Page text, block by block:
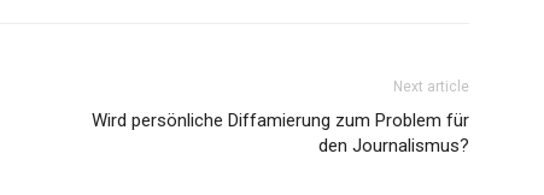
Next article
Wird persönliche Diffamierung zum Problem für
den Journalismus?